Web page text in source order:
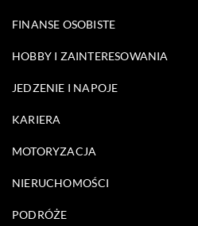
FINANSE OSOBISTE
HOBBY I ZAINTERESOWANIA
JEDZENIE I NAPOJE
KARIERA
MOTORYZACJA
NIERUCHOMOŚCI
PODRÓŻE